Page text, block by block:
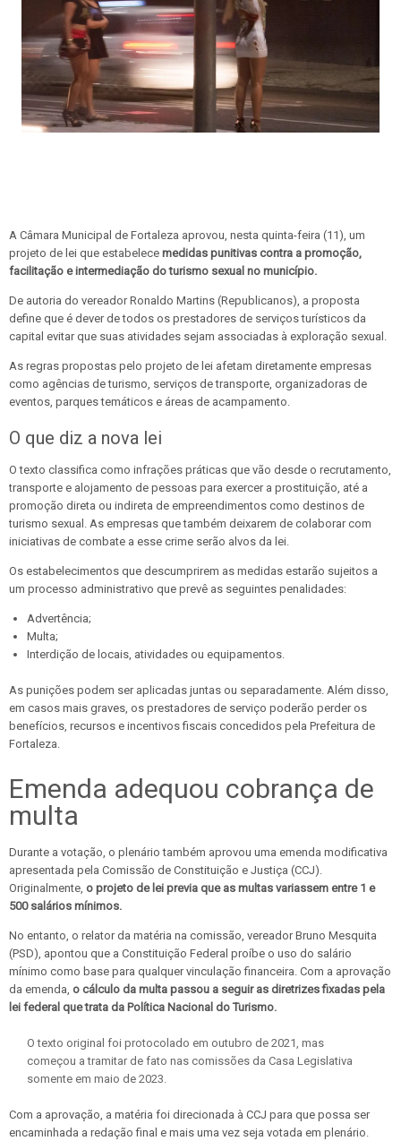
A Câmara Municipal de Fortaleza aprovou, nesta quinta-feira (11), um
projeto de lei que estabelece medidas punitivas contra a promoção,
facilitação e intermediação do turismo sexual no município.
De autoria do vereador Ronaldo Martins (Republicanos), a proposta
define que é dever de todos os prestadores de serviços turísticos da
capital evitar que suas atividades sejam associadas à exploração sexual.
As regras propostas pelo projeto de lei afetam diretamente empresas
como agências de turismo, serviços de transporte, organizadoras de
eventos, parques temáticos e áreas de acampamento.
O que diz a nova lei
O texto classifica como infrações práticas que vão desde o recrutamento,
transporte e alojamento de pessoas para exercer a prostituição, até a
promoção direta ou indireta de empreendimentos como destinos de
turismo sexual. As empresas que também deixarem de colaborar com
iniciativas de combate a esse crime serão alvos da lei.
Os estabelecimentos que descumprirem as medidas estarão sujeitos a
um processo administrativo que prevê as seguintes penalidades:
Advertência;
Multa;
Interdição de locais, atividades ou equipamentos.
As punições podem ser aplicadas juntas ou separadamente. Além disso,
em casos mais graves, os prestadores de serviço poderão perder os
benefícios, recursos e incentivos fiscais concedidos pela Prefeitura de
Fortaleza.
Emenda adequou cobrança de
multa
Durante a votação, o plenário também aprovou uma emenda modificativa
apresentada pela Comissão de Constituição e Justiça (CCJ).
Originalmente, o projeto de lei previa que as multas variassem entre 1 e
500 salários mínimos.
No entanto, o relator da matéria na comissão, vereador Bruno Mesquita
(PSD), apontou que a Constituição Federal proíbe o uso do salário
mínimo como base para qualquer vinculação financeira. Com a aprovação
da emenda, o cálculo da multa passou a seguir as diretrizes fixadas pela
lei federal que trata da Política Nacional do Turismo.
O texto original foi protocolado em outubro de 2021, mas
começou a tramitar de fato nas comissões da Casa Legislativa
somente em maio de 2023.
Com a aprovação, a matéria foi direcionada à CCJ para que possa ser
encaminhada a redação final e mais uma vez seja votada em plenário.